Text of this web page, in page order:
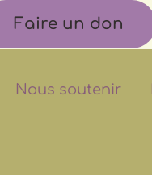
Faire un don
Nous soutenir